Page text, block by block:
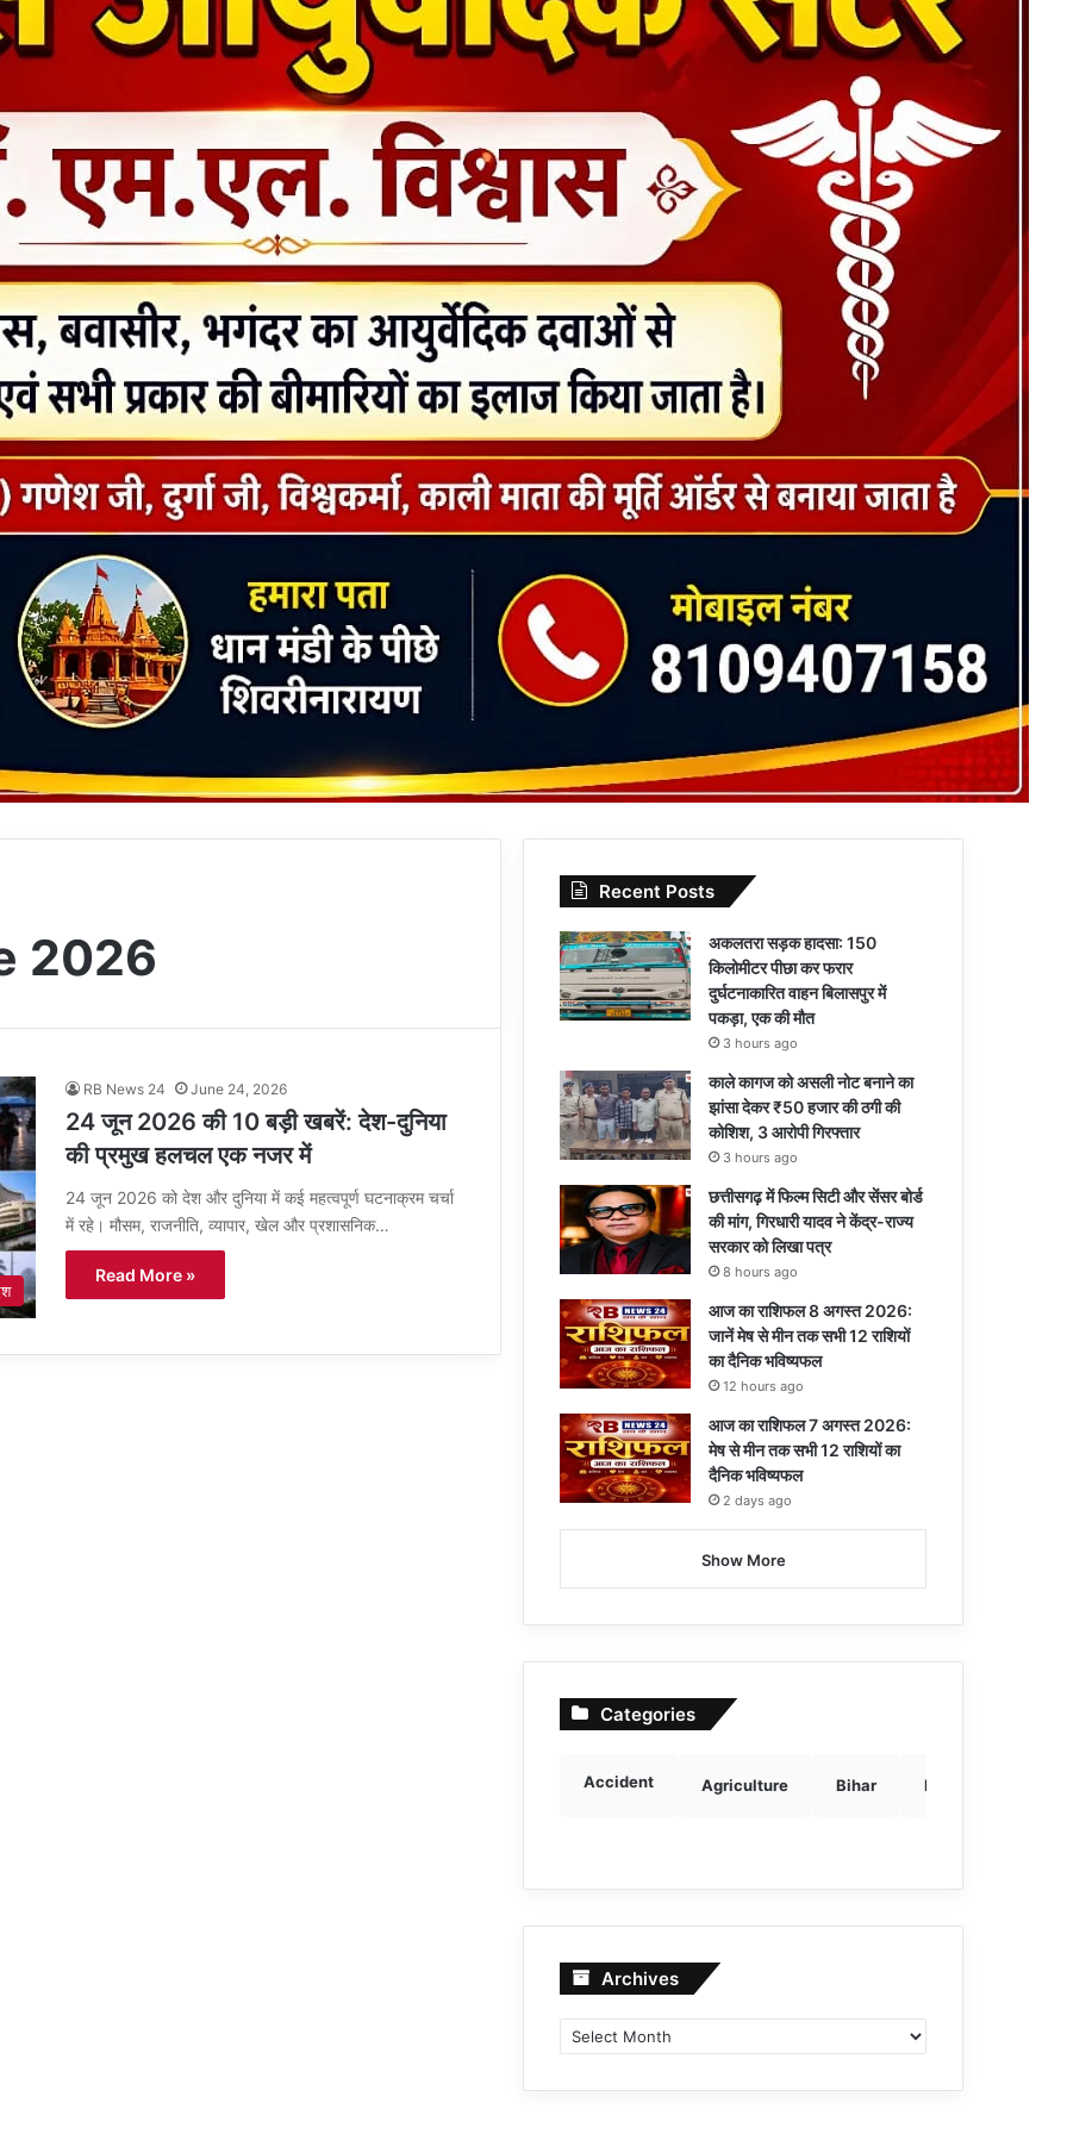
2026
RB News 24 June 24, 2026
24 जून 2026 की 10 बड़ी खबरें: देश-दुनिया
की प्रमुख हलचल एक नजर में
24 जून 2026 को देश और दुनिया में कई महत्वपूर्ण घटनाक्रम चर्चा
में रहे। मौसम, राजनीति, व्यापार, खेल और प्रशासनिक…
Read More »
Recent Posts
अकलतरा सड़क हादसा: 150
किलोमीटर पीछा कर फरार
दुर्घटनाकारित वाहन बिलासपुर में
पकड़ा, एक की मौत
3 hours ago
काले कागज को असली नोट बनाने का
झांसा देकर ₹50 हजार की ठगी की
कोशिश, 3 आरोपी गिरफ्तार
3 hours ago
छत्तीसगढ़ में फिल्म सिटी और सेंसर बोर्ड
की मांग, गिरधारी यादव ने केंद्र-राज्य
सरकार को लिखा पत्र
8 hours ago
आज का राशिफल 8 अगस्त 2026:
जानें मेष से मीन तक सभी 12 राशियों
का दैनिक भविष्यफल
12 hours ago
आज का राशिफल 7 अगस्त 2026:
मेष से मीन तक सभी 12 राशियों का
दैनिक भविष्यफल
2 days ago
Show More
Categories
Accident Agriculture Bihar Breaking news
Archives Archives